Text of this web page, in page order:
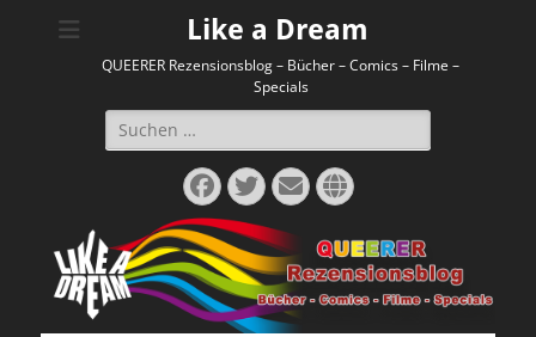
Like a Dream
QUEERER Rezensionsblog – Bücher – Comics – Filme –
Specials
Suchen
nach:
Facebook
Twitter
E-
Mail
Website